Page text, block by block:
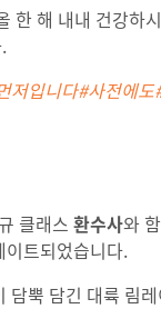
한 해 내내 건강하
저입니다#사전에
클래스 환수사와
이트되었습니다.
담뿍 담긴 대륙 림